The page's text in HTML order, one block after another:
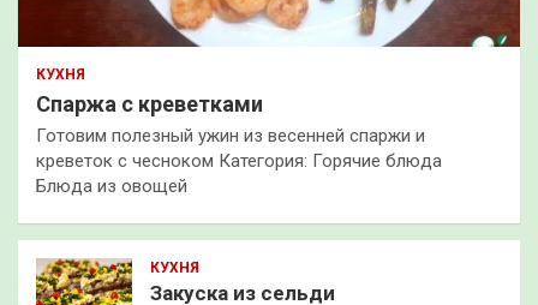
КУХНЯ
Спаржа с креветками
Готовим полезный ужин из весенней спаржи и
креветок с чесноком Категория: Горячие блюда
Блюда из овощей
КУХНЯ
Закуска из сельди